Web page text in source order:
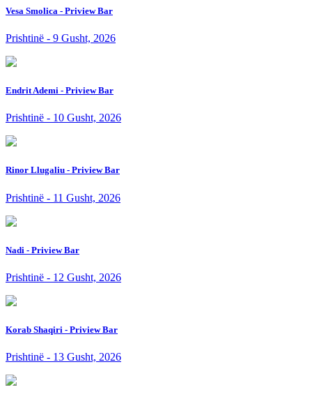
Vesa Smolica - Priview Bar
Prishtinë - 9 Gusht, 2026
Endrit Ademi - Priview Bar
Prishtinë - 10 Gusht, 2026
Rinor Llugaliu - Priview Bar
Prishtinë - 11 Gusht, 2026
Nadi - Priview Bar
Prishtinë - 12 Gusht, 2026
Korab Shaqiri - Priview Bar
Prishtinë - 13 Gusht, 2026